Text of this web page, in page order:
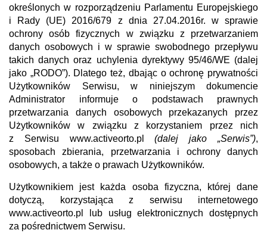
określonych w rozporządzeniu Parlamentu Europejskiego
i Rady (UE) 2016/679 z dnia 27.04.2016r. w sprawie
ochrony osób fizycznych w związku z przetwarzaniem
danych osobowych i w sprawie swobodnego przepływu
takich danych oraz uchylenia dyrektywy 95/46/WE (dalej
jako „RODO”). Dlatego też, dbając o ochronę prywatności
Użytkowników Serwisu, w niniejszym dokumencie
Administrator informuje o podstawach prawnych
przetwarzania danych osobowych przekazanych przez
Użytkowników w związku z korzystaniem przez nich
z Serwisu www.activeorto.pl (dalej jako „Serwis”),
sposobach zbierania, przetwarzania i ochrony danych
osobowych, a także o prawach Użytkowników.
Użytkownikiem jest każda osoba fizyczna, której dane
dotyczą, korzystająca z serwisu internetowego
www.activeorto.pl
lub usług elektronicznych dostępnych
za pośrednictwem Serwisu.